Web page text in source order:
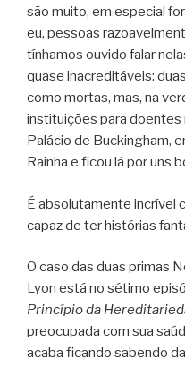
são muito, em especial
eu, pessoas
tínhamos ouvido falar
quase inacreditáveis:
como mortas, mas, na
instituições para doentes
Palácio de Buckingham,
Rainha e ficou lá por uns
É absolutamente incrível
capaz de ter histórias
O caso das duas primas
Lyon está no sétimo
Princípio da
preocupada com sua
acaba ficando sabendo